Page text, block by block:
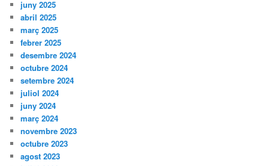
juny 2025
abril 2025
març 2025
febrer 2025
desembre 2024
octubre 2024
setembre 2024
juliol 2024
juny 2024
març 2024
novembre 2023
octubre 2023
agost 2023